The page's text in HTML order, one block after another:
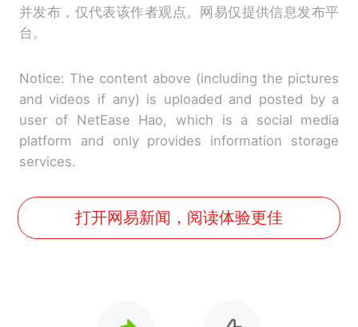
并发布，仅代表该作者观点。网易仅提供信息发布平
台。
Notice: The content above (including the pictures
and videos if any) is uploaded and posted by a
user of NetEase Hao, which is a social media
platform and only provides information storage
services.
打开网易新闻，阅读体验更佳